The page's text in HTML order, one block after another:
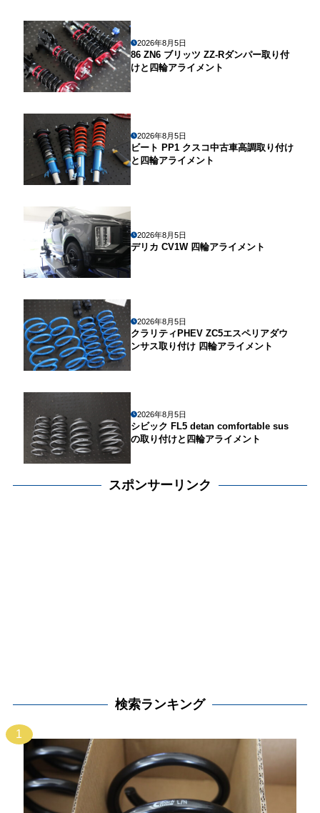
2026年8月5日
86 ZN6 ブリッツ ZZ-Rダンパー取り付
けと四輪アライメント
2026年8月5日
ビート PP1 クスコ中古車高調取り付け
と四輪アライメント
2026年8月5日
デリカ CV1W 四輪アライメント
2026年8月5日
クラリティPHEV ZC5エスペリアダウ
ンサス取り付け 四輪アライメント
2026年8月5日
シビック FL5 detan comfortable sus
の取り付けと四輪アライメント
スポンサーリンク
検索ランキング
1